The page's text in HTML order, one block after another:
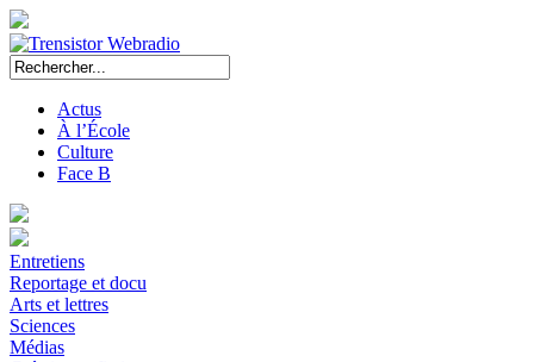
Actus
À l’École
Culture
Face B
Entretiens
Reportage et docu
Arts et lettres
Sciences
Médias